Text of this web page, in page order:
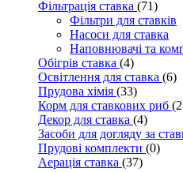
Фільтрація ставка (71)
Фільтри для ставків
Насоси для ставка
Наповнювачі та
Обігрів ставка (4)
Освітлення для ставка (6)
Прудова хімія (33)
Корм для ставкових риб
Декор для ставка (4)
Засоби для догляду за
Прудові комплекти (0)
Аерація ставка (37)